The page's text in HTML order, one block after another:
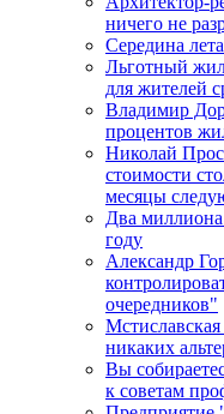
ничего не
Середина
Льготный
для жителей
Владимир
процентов
Николай
стоимости
месяцы
Два
году
Александр
очередников"
никаких
Вы
к советам